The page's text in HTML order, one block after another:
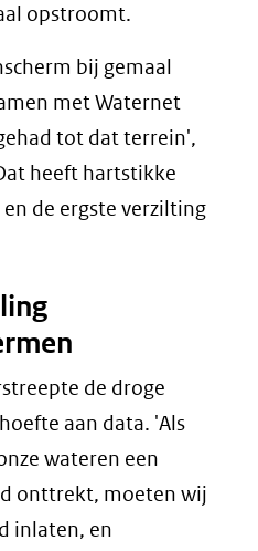
opstroomt.
bij gemaal
met Waternet
tot dat terrein',
heeft hartstikke
de ergste verzilting
de droge
aan data. 'Als
wateren een
onttrekt, moeten wij
inlaten, en